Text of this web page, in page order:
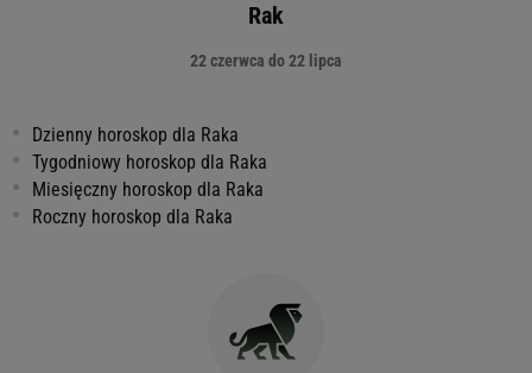
Rak
22 czerwca do 22 lipca
Dzienny horoskop dla Raka
Tygodniowy horoskop dla Raka
Miesięczny horoskop dla Raka
Roczny horoskop dla Raka